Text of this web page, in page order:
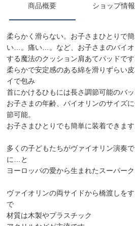
商品概要 ショップ情報
柔らかく滑らない。お子さまひとりで
い…。痛い…。など、お子さまのバイ
する魔法のクッション肩あてパッドです
柔らかで安定感のある綿を滑りずらい
イで包み
首にかけるひもには長さ調節可能のバッ
お子さまの年齢、バイオリンのサイズ
節可能。
お子さまひとりでも簡単に装着できます
多くの子どもたちがヴァイオリン演奏
に…と
ヨーロッパの愛から生まれたスーパー
ヴァイオリンの両サイドから橋渡しを
で
材質は木製やプラスチック